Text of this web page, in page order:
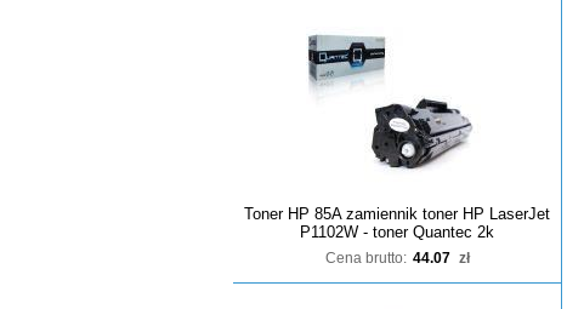
Toner HP 85A zamiennik toner HP LaserJet
P1102W - toner Quantec 2k
Cena brutto: 44.07 zł